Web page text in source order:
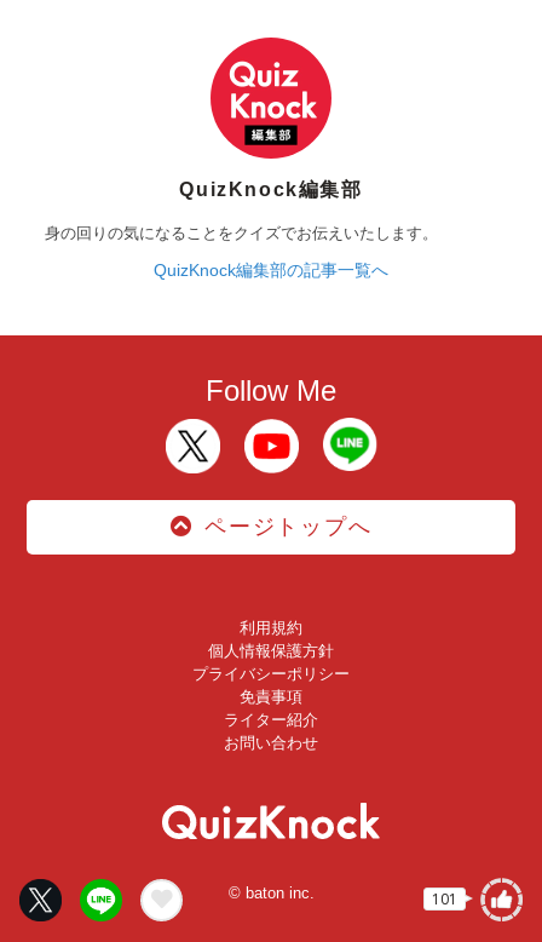
101
QuizKnock編集部
身の回りの気になることをクイズでお伝えいたします。
QuizKnock編集部の記事一覧へ
Follow Me
ページトップへ
利用規約
個人情報保護方針
プライバシーポリシー
免責事項
ライター紹介
お問い合わせ
© baton inc.